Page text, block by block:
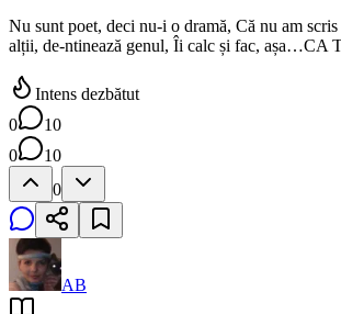
Nu sunt poet, deci nu-i o dramă, Că nu am
alții, de-ntinează genul, Îi calc și fac, așa…CA
Intens dezbătut
0
10
0
10
0
AB